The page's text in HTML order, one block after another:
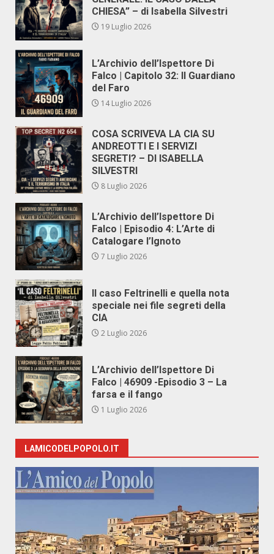
CHIESA” – di Isabella Silvestri
19 Luglio 2026
L’Archivio dell’Ispettore Di
Falco | Capitolo 32: Il Guardiano
del Faro
14 Luglio 2026
COSA SCRIVEVA LA CIA SU
ANDREOTTI E I SERVIZI
SEGRETI? – DI ISABELLA
SILVESTRI
8 Luglio 2026
L’Archivio dell’Ispettore Di
Falco | Episodio 4: L’Arte di
Catalogare l’Ignoto
7 Luglio 2026
Il caso Feltrinelli e quella nota
speciale nei file segreti della
CIA
2 Luglio 2026
L’Archivio dell’Ispettore Di
Falco | 46909 -Episodio 3 – La
farsa e il fango
1 Luglio 2026
LAMICODELPOPOLO.IT